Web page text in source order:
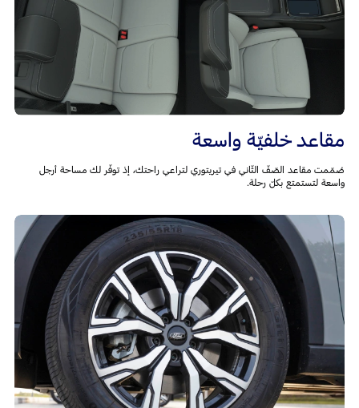
مقاعد خلفيّة واسعة
صُمّمت مقاعد الصّفّ الثّاني في تيريتوري لتراعي راحتك، إذ توفّر لك مساحة أرجل
واسعة لتستمتع بكلّ رحلة.